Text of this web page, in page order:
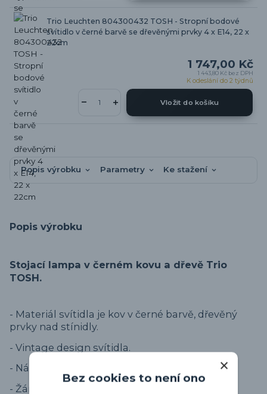
Trio Leuchten 804300432 TOSH - Stropní bodové
svítidlo v černé barvě se dřevěnými prvky 4 x E14, 22 x
22cm
1 747,00 Kč
1 443,80 Kč bez DPH
K odeslání do 2 týdnů
Vložit do košíku
Popis výrobku Parametry Ke stažení
Popis výrobku
Stojací lampa v černém kovu a dřevě Trio
TOSH.
- Materiál svítidla je kov v černé barvě, dřevěný
prvky nad stínidly.
- Vintage design svítidla.
- Nášlapný vypínač na kabelu.
- Žárovky E14 nejsou součástí.
Bez cookies to není ono